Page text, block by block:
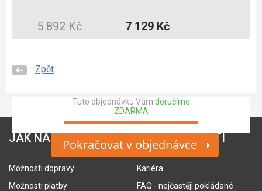
5 892 Kč 7 129 Kč
Zpět
Tuto objednávku Vám doručíme
ZDARMA
Pokračovat v objednávce
JAK NAKUPOVAT
Možnosti dopravy
Možnosti platby
O SPOLEČNOSTI
Kariéra
FAQ - nejčastěji pokládané